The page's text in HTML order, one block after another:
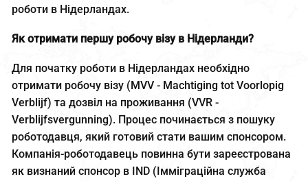
роботи в Нідерландах.
Як отримати першу робочу візу в Нідерланди?
Для початку роботи в Нідерландах необхідно
отримати робочу візу (MVV - Machtiging tot Voorlopig
Verblijf) та дозвіл на проживання (VVR -
Verblijfsvergunning). Процес починається з пошуку
роботодавця, який готовий стати вашим спонсором.
Компанія-роботодавець повинна бути зареєстрована
як визнаний спонсор в IND (Імміграційна служба